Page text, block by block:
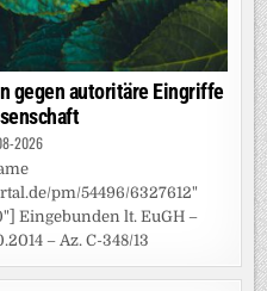
gegen autoritäre Eingriffe
2026
pm/54496/6327612"
Eingebunden lt. EuGH –
– Az. C-348/13